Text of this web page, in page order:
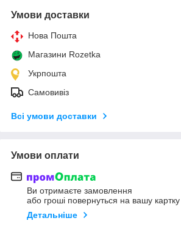
Умови доставки
Нова Пошта
Магазини Rozetka
Укрпошта
Самовивіз
Всі умови доставки
Умови оплати
Ви отримаєте замовлення
або гроші повернуться на вашу картку
Детальніше